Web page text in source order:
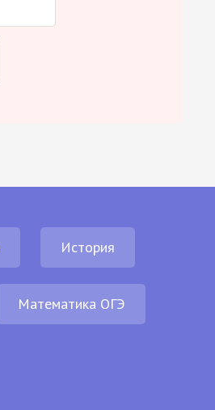
История
Математика ОГЭ